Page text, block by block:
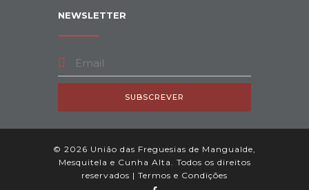
NEWSLETTER
SUBSCREVER
© 2026 União das Freguesias de Mangualde,
Mesquitela e Cunha Alta. Todos os direitos
reservados | Termos e Condições